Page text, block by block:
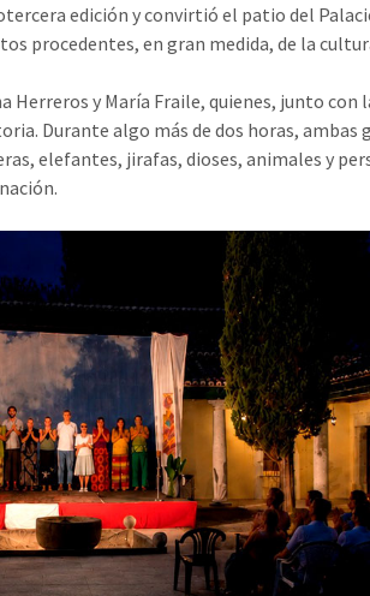
edición y convirtió el patio del
procedentes, en gran medida, de la
y María Fraile, quienes, junto
Durante algo más de dos horas, ambas
elefantes, jirafas, dioses, animales y